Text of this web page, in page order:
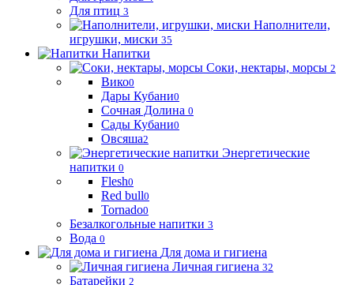
Для птиц 3
Наполнители,
игрушки, миски 35
Напитки
Соки, нектары, морсы 2
Вико0
Дары Кубани0
Сочная Долина 0
Сады Кубани0
Овсяша2
Энергетические
напитки 0
Flesh0
Red bull0
Tornado0
Безалкогольные напитки 3
Вода 0
Для дома и гигиена
Личная гигиена 32
Батарейки 2